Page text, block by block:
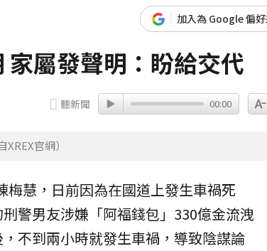
加入為 Google 偏
屬發聲明：盼給交代
聽新聞 00:00
官網）
梅慧 ，日前因為在國道上發生車禍死
警男友涉嫌「阿福錢包」330億金流洩
不到兩小時就發生車禍，導致陰謀論